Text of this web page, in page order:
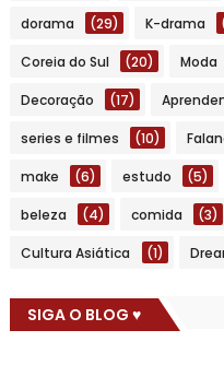
dorama (29) K-drama
Coreia do Sul (20) Moda
Decoração (17)
series e filmes (10)
make (6) estudo (5)
beleza (4) comida (3)
Cultura Asiática (1)
SIGA O BLOG ♥